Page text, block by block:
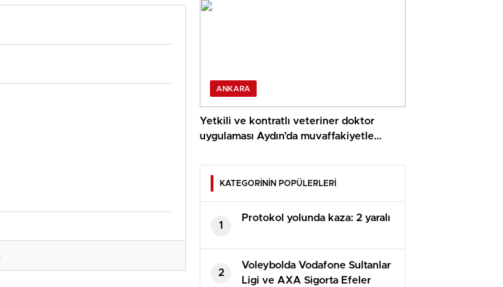
ANKARA
Yetkili ve kontratlı veteriner doktor
uygulaması Aydın’da muvaffakiyetle
KATEGORİNİN POPÜLERLERİ
1
Protokol yolunda kaza: 2 yaralı
2
Voleybolda Vodafone Sultanlar
Ligi ve AXA Sigorta Efeler